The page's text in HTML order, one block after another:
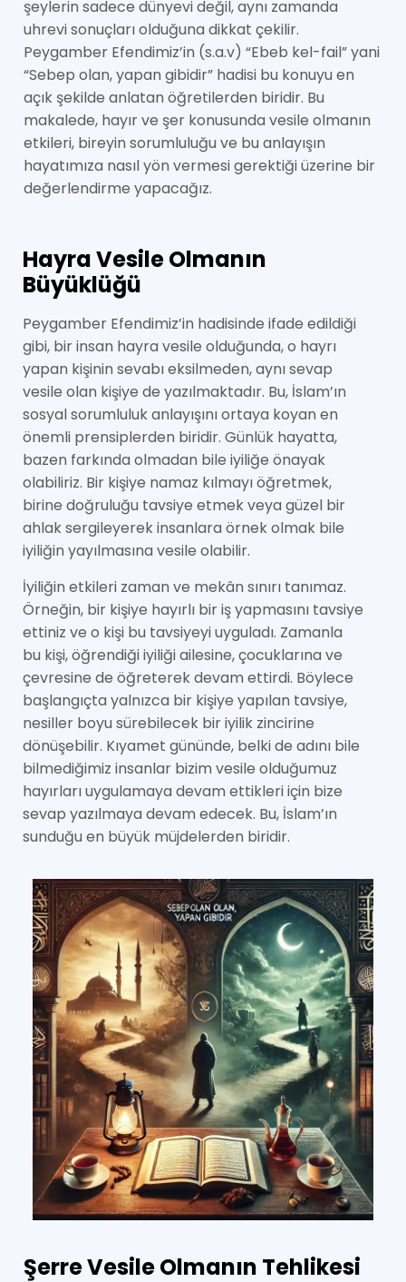
şeylerin sadece dünyevi değil, aynı zamanda
uhrevi sonuçları olduğuna dikkat çekilir.
Peygamber Efendimiz’in (s.a.v) “Ebeb kel-fail” yani
“Sebep olan, yapan gibidir” hadisi bu konuyu en
açık şekilde anlatan öğretilerden biridir. Bu
makalede, hayır ve şer konusunda vesile olmanın
etkileri, bireyin sorumluluğu ve bu anlayışın
hayatımıza nasıl yön vermesi gerektiği üzerine bir
değerlendirme yapacağız.
Hayra Vesile Olmanın
Büyüklüğü
Peygamber Efendimiz’in hadisinde ifade edildiği
gibi, bir insan hayra vesile olduğunda, o hayrı
yapan kişinin sevabı eksilmeden, aynı sevap
vesile olan kişiye de yazılmaktadır. Bu, İslam’ın
sosyal sorumluluk anlayışını ortaya koyan en
önemli prensiplerden biridir. Günlük hayatta,
bazen farkında olmadan bile iyiliğe önayak
olabiliriz. Bir kişiye namaz kılmayı öğretmek,
birine doğruluğu tavsiye etmek veya güzel bir
ahlak sergileyerek insanlara örnek olmak bile
iyiliğin yayılmasına vesile olabilir.
İyiliğin etkileri zaman ve mekân sınırı tanımaz.
Örneğin, bir kişiye hayırlı bir iş yapmasını tavsiye
ettiniz ve o kişi bu tavsiyeyi uyguladı. Zamanla
bu kişi, öğrendiği iyiliği ailesine, çocuklarına ve
çevresine de öğreterek devam ettirdi. Böylece
başlangıçta yalnızca bir kişiye yapılan tavsiye,
nesiller boyu sürebilecek bir iyilik zincirine
dönüşebilir. Kıyamet gününde, belki de adını bile
bilmediğimiz insanlar bizim vesile olduğumuz
hayırları uygulamaya devam ettikleri için bize
sevap yazılmaya devam edecek. Bu, İslam’ın
sunduğu en büyük müjdelerden biridir.
Şerre Vesile Olmanın Tehlikesi